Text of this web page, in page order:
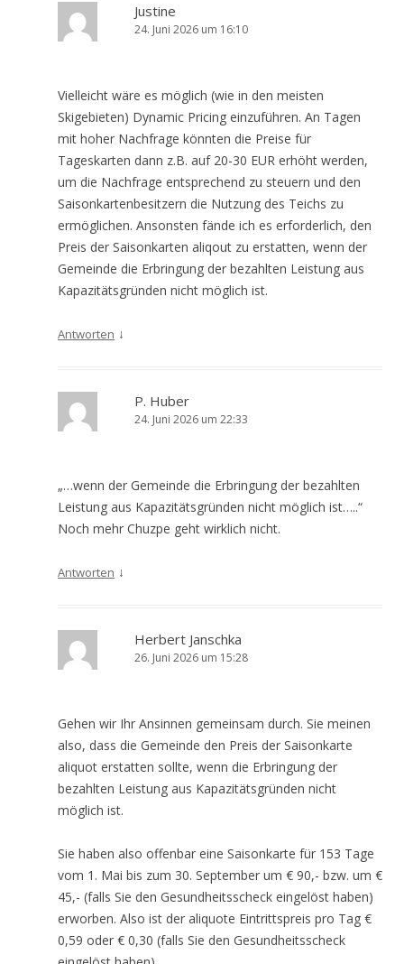
Justine
24. Juni 2026 um 16:10
Vielleicht wäre es möglich (wie in den meisten
Skigebieten) Dynamic Pricing einzuführen. An Tagen
mit hoher Nachfrage könnten die Preise für
Tageskarten dann z.B. auf 20-30 EUR erhöht werden,
um die Nachfrage entsprechend zu steuern und den
Saisonkartenbesitzern die Nutzung des Teichs zu
ermöglichen. Ansonsten fände ich es erforderlich, den
Preis der Saisonkarten aliqout zu erstatten, wenn der
Gemeinde die Erbringung der bezahlten Leistung aus
Kapazitätsgründen nicht möglich ist.
Antworten ↓
P. Huber
24. Juni 2026 um 22:33
„…wenn der Gemeinde die Erbringung der bezahlten
Leistung aus Kapazitätsgründen nicht möglich ist…..“
Noch mehr Chuzpe geht wirklich nicht.
Antworten ↓
Herbert Janschka
26. Juni 2026 um 15:28
Gehen wir Ihr Ansinnen gemeinsam durch. Sie meinen
also, dass die Gemeinde den Preis der Saisonkarte
aliquot erstatten sollte, wenn die Erbringung der
bezahlten Leistung aus Kapazitätsgründen nicht
möglich ist.
Sie haben also offenbar eine Saisonkarte für 153 Tage
vom 1. Mai bis zum 30. September um € 90,- bzw. um €
45,- (falls Sie den Gesundheitsscheck eingelöst haben)
erworben. Also ist der aliquote Eintrittspreis pro Tag €
0,59 oder € 0,30 (falls Sie den Gesundheitsscheck